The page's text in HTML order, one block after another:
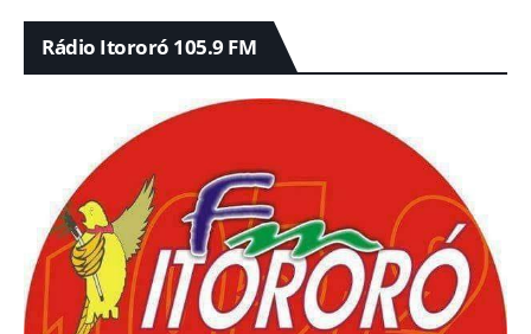
Rádio Itororó 105.9 FM